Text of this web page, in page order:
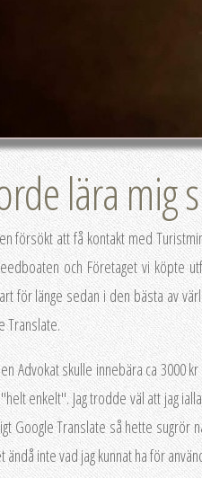
lära mig
försökt att få kontakt med
och Företaget vi köpte
för länge sedan i den bästa av
Translate.
Advokat skulle innebära ca 3000
enkelt". Jag trodde väl att jag
Google Translate så hette sugrör
ändå inte vad jag kunnat ha för